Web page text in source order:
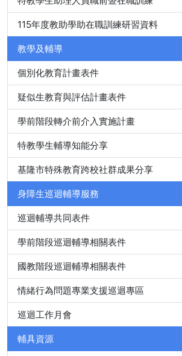
115年度教助學助在職訓練研習資料
教學及輔導
個別化教育計畫表件
疑似生教育與評估計畫表件
學前階段轉介前介入實施計畫
特教學生輔導知能分享
基隆市特殊教育跨校社群成果分享
身障生巡迴輔導服務
巡迴輔導共同表件
學前階段巡迴輔導相關表件
國教階段巡迴輔導相關表件
情緒行為問題專業支援巡迴專區
巡迴工作月會
輔具資源